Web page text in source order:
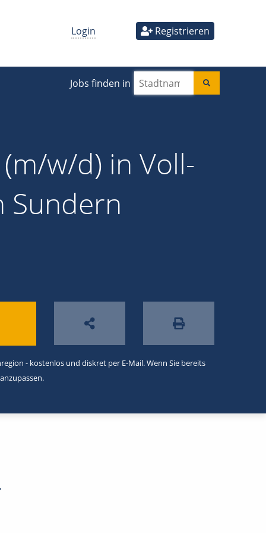
Login Registrieren
Jobs finden in
w/d) in Voll-
Sundern
- kostenlos und diskret per E-Mail. Wenn Sie bereits